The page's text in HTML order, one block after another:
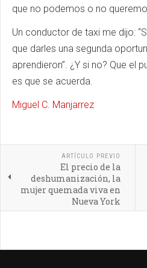
que no podemos o no
Un conductor de taxi me dijo:
que darles una segunda
aprendieron”. ¿Y si no? Que el
es que se acuerda.
Miguel C. Manjarrez
ARTÍCULO PREVIO
El precio de la
deshumanización, la
mujer quemada viva en
Nueva York